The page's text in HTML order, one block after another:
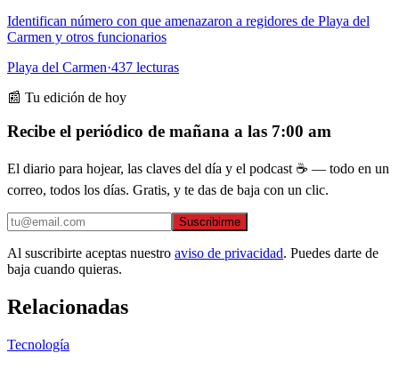
Identifican número con que amenazaron a regidores de Playa del
Carmen y otros funcionarios
Playa del Carmen·437 lecturas
📰 Tu edición de hoy
Recibe el periódico de mañana a las 7:00 am
El diario para hojear, las claves del día y el podcast ☕ — todo en un
correo, todos los días. Gratis, y te das de baja con un clic.
Suscribirme
Al suscribirte aceptas nuestro aviso de privacidad. Puedes darte de
baja cuando quieras.
Relacionadas
Tecnología